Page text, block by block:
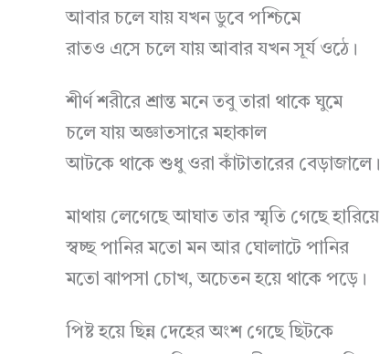
আবার চলে যায় যখন ডুবে পশ্চিমে
রাতও এসে চলে যায় আবার যখন সূর্য ওঠে।
শীর্ণ শরীরে শ্রান্ত মনে তবু তারা থাকে ঘুমে
চলে যায় অজ্ঞাতসারে মহাকাল
আটকে থাকে শুধু ওরা কাঁটাতারের বেড়াজালে।
মাথায় লেগেছে আঘাত তার স্মৃতি গেছে হারিয়ে
স্বচ্ছ পানির মতো মন আর ঘোলাটে পানির
মতো ঝাপসা চোখ, অচেতন হয়ে থাকে পড়ে।
পিষ্ট হয়ে ছিন্ন দেহের অংশ গেছে ছিটকে